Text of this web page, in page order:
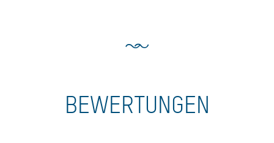
BEWERTUNGEN